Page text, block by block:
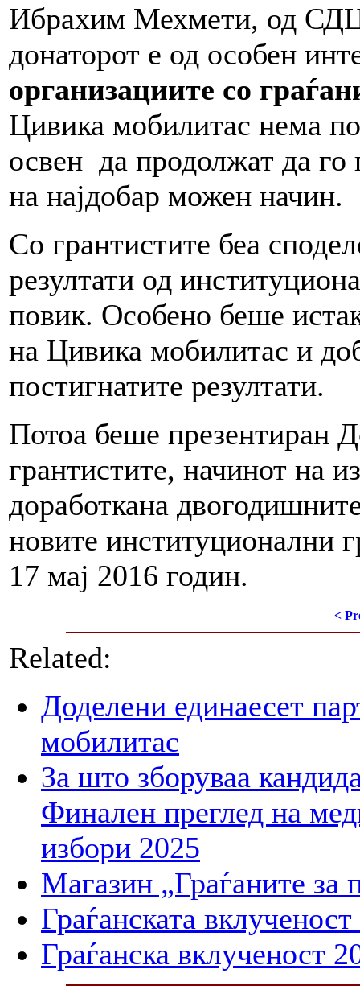
Ибрахим Мехмети, од
донаторот е од особен
организациите со
Цивика мобилитас нема
освен да продолжат да го
на најдобар можен начин.
Со грантистите беа
резултати од
повик. Особено беше
на Цивика мобилитас и
постигнатите резултати.
Потоа беше презентиран
грантистите, начинот на
доработкана
новите институционални
17 мај 2016 годин.
<
Related:
Доделени единаесет
мобилитас
За што зборуваа
Финален преглед на
избори 2025
Магазин „Граѓаните за
Граѓанската
Граѓанска вклученост